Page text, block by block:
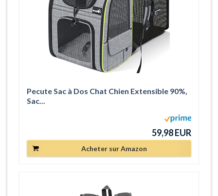
Pecute Sac à Dos Chat Chien Extensible 90%,
Sac...
59,98 EUR
Acheter sur Amazon